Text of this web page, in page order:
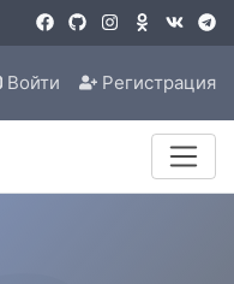
Войти Регистрация